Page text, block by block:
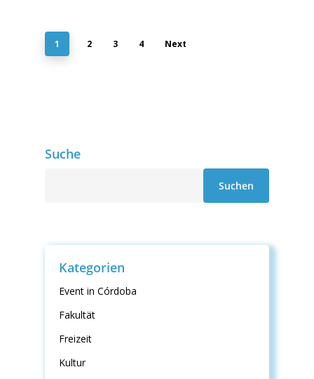
1 2 3 4 Next
Suche
Suchen
Kategorien
Event in Córdoba
Fakultät
Freizeit
Kultur